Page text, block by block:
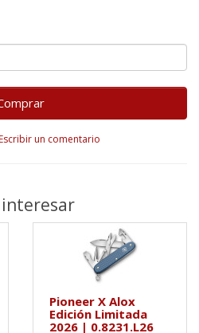
Escribir un comentario
Pioneer X Alox
Edición Limitada
2026 | 0.8231.L26